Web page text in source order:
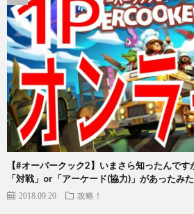
【#オーバークック2】いまさら知ったんで
「対戦」or「アーケード(協力)」があったみ
2018.09.20 攻略！